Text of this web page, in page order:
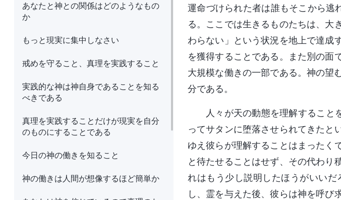
あなたと神との関係はどのようなもの
か
もっと現実に集中しなさい
戒めを守ること、真理を実践すること
実践的な神は神自身であることを知る
べきである
真理を実践することだけが現実を自分
のものにすることである
今日の神の働きを知ること
神の働きは人間が想像するほど簡単か
運命づけられた者は誰もそこから
る。ここでは生きるものたちは、大
わらない」という状況を地上で達成
を獲得することである。また別の面
大規模な働きの一部である。神の望
分である。
人々が天の動態を理解するこ
ってサタンに堕落させられてきたと
ゆえ彼らが理解することはまったく
と待たせることはせず、その代わり
れはもう少し説明したほうがいい
し、霊を与えた後、彼らは神を呼び